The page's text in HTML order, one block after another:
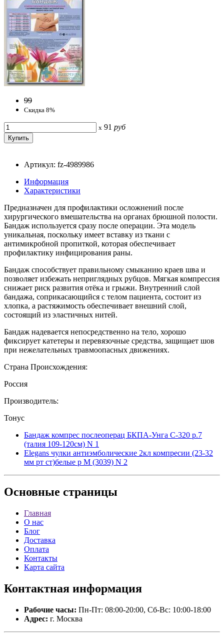
99
Скидка 8%
x 91 руб
Артикул: fz-4989986
Информация
Характеристики
Предназначен для профилактики осложнений после
хирургического вмешательства на органах брюшной полости.
Бандаж используется сразу после операции. Эта модель
уникальная, поскольку имеет вставку из ткани с
антимикробной пропиткой, которая обеспечивает
профилактику инфицирования раны.
Бандаж способствует правильному смыканию краев шва и
позволяет избежать неприглядных рубцов. Мягкая компрессия
снижает риск развития отёка и грыжи. Внутренний слой
бандажа, соприкасающийся с телом пациента, состоит из
хлопка, а растяжимость обеспечивает внешний слой,
состоящий из эластичных нитей.
Бандаж надевается непосредственно на тело, хорошо
фиксирует катетеры и перевязочные средства, защищает шов
при нежелательных травмоопасных движениях.
Страна Происхождения:
Россия
Производитель:
Тонус
Бандаж компрес послеоперац БКПА-Унга С-320 р.7
(талия 109-120см) N 1
Elegans чулки антиэмболические 2кл компресии (23-32
мм рт ст)белые р М (3039) N 2
Основные страницы
Главная
О нас
Блог
Доставка
Оплата
Контакты
Карта сайта
Контактная информация
Рабочие часы: Пн-Пт: 08:00-20:00, Сб-Вс: 10:00-18:00
Адрес: г. Москва